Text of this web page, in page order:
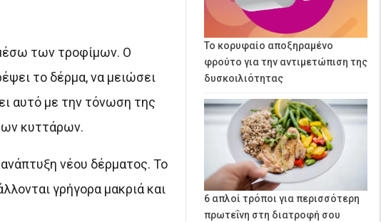
μέσω των τροφίμων. Ο
το δέρμα, να μειώσει
αυτό με την τόνωση της
κυττάρων.
νέου δέρματος. Το
γρήγορα μακριά και
Το κορυφαίο αποξηραμένο
φρούτο για την αντιμετώπιση της
δυσκοιλιότητας
6 απλοί τρόποι για περισσότερη
πρωτεΐνη στη διατροφή σου